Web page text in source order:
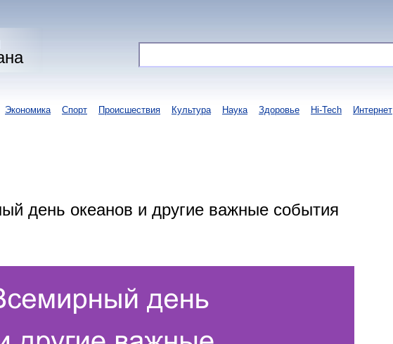
Экономика Спорт Происшествия Культура Наука Здоровье Hi-Tech Интернет
день океанов и другие важные события